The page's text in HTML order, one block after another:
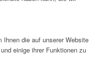
Ihnen die auf unserer Website
einige ihrer Funktionen zu